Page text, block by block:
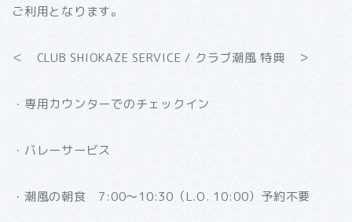
ご利用となります。
＜ CLUB SHIOKAZE SERVICE / クラブ潮風 特典 ＞
・専用カウンターでのチェックイン
・バレーサービス
・潮風の朝食 7:00～10:30（L.O. 10:00）予約不要